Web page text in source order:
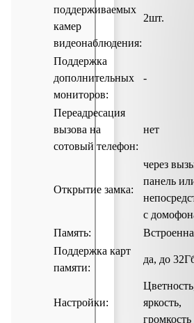
поддерживаемых
камер
видеонаблюдения:
2шт.
Поддержка
дополнительных
мониторов:
-
Переадресация
вызова на
сотовый телефон:
нет
Открытие замка:
через
панель
с
Память:
Поддержка карт
памяти:
да, до
Настройки:
яркость,
громкость